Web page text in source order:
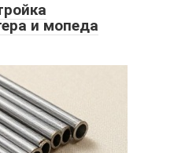
и мопеда